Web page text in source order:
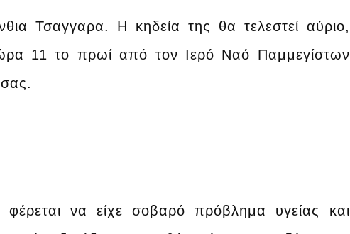
Τσαγγαρα. Η κηδεία της θα τελεστεί αύριο,
11 το πρωί από τον Ιερό Ναό Παμμεγίστων
να είχε σοβαρό πρόβλημα υγείας και